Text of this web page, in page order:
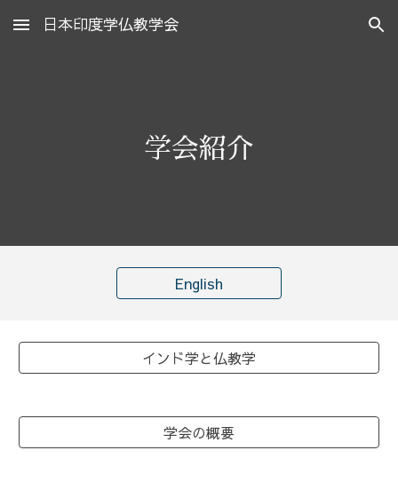
Skip to main content Skip to navigation
日本印度学仏教学会
学会紹介
English
インド学と仏教学
学会の概要